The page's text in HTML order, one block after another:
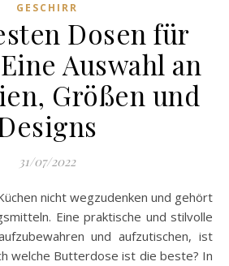
GESCHIRR
Dosen für
Auswahl an
Größen und
31/07/2022
Eine praktische und stilvolle
und aufzutischen, ist
welche Butterdose ist die beste? In